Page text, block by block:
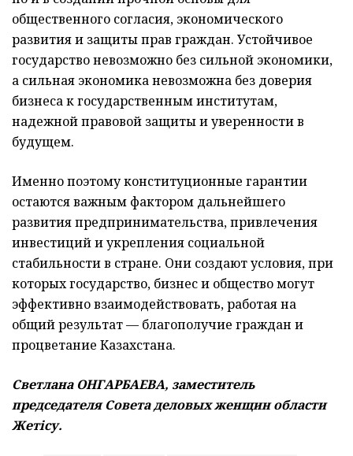
общественного согласия, экономического
развития и защиты прав граждан. Устойчивое
государство невозможно без сильной экономики,
а сильная экономика невозможна без доверия
бизнеса к государственным институтам,
надежной правовой защиты и уверенности в
будущем.
Именно поэтому конституционные гарантии
остаются важным фактором дальнейшего
развития предпринимательства, привлечения
инвестиций и укрепления социальной
стабильности в стране. Они создают условия, при
которых государство, бизнес и общество могут
эффективно взаимодействовать, работая на
общий результат — благополучие граждан и
процветание Казахстана.
Светлана ОНГАРБАЕВА, заместитель
председателя Совета деловых женщин области
Жетiсу.